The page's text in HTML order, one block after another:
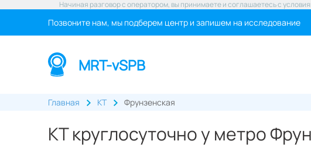
Начиная разговор с оператором, вы принимаете и соглашаетесь с
Позвоните нам, мы подберем центр и запишем на исследование
MRT-vSPB
Главная КТ Фрунзенская
КТ круглосуточно у метро